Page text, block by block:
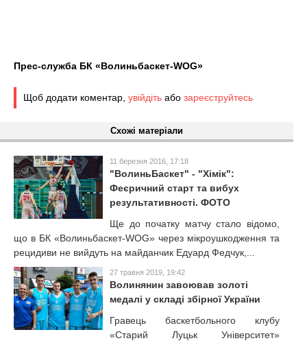
Прес-служба БК «Волиньбаскет-WOG»
Щоб додати коментар, увійдіть або зареєструйтесь
Схожі матеріали
11 березня 2016, 17:18
"ВолиньБаскет" - "Хімік":
Феєричний старт та вибух
результативності. ФОТО
Ще до початку матчу стало відомо,
що в БК «Волиньбаскет-WOG» через мікроушкодження та
рецидиви не вийдуть на майданчик Едуард Федчук,...
27 травня 2019, 19:42
Волинянин завоював золоті
медалі у складі збірної України
Гравець баскетбольного клубу
«Старий Луцьк Університет»